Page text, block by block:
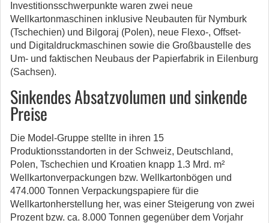
Investitionsschwerpunkte waren zwei neue
Wellkartonmaschinen inklusive Neubauten für Nymburk
(Tschechien) und Bilgoraj (Polen), neue Flexo-, Offset-
und Digitaldruckmaschinen sowie die Großbaustelle des
Um- und faktischen Neubaus der Papierfabrik in Eilenburg
(Sachsen).
Sinkendes Absatzvolumen und sinkende
Preise
Die Model-Gruppe stellte in ihren 15
Produktionsstandorten in der Schweiz, Deutschland,
Polen, Tschechien und Kroatien knapp 1.3 Mrd. m²
Wellkartonverpackungen bzw. Wellkartonbögen und
474.000 Tonnen Verpackungspapiere für die
Wellkartonherstellung her, was einer Steigerung von zwei
Prozent bzw. ca. 8.000 Tonnen gegenüber dem Vorjahr